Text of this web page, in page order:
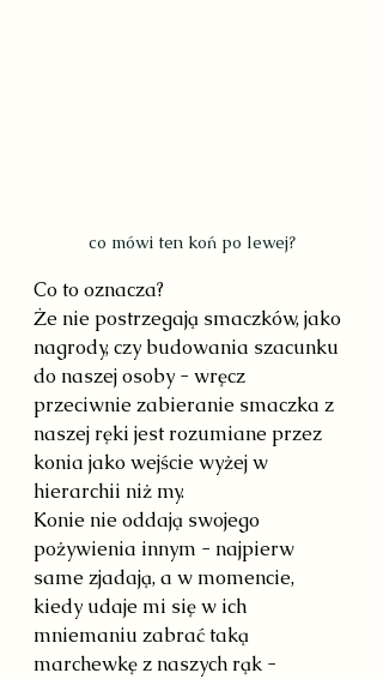
co mówi ten koń po lewej?
Co to oznacza?
Że nie postrzegają smaczków, jako
nagrody, czy budowania szacunku
do naszej osoby - wręcz
przeciwnie zabieranie smaczka z
naszej ręki jest rozumiane przez
konia jako wejście wyżej w
hierarchii niż my.
Konie nie oddają swojego
pożywienia innym - najpierw
same zjadają, a w momencie,
kiedy udaje mi się w ich
mniemaniu zabrać taką
marchewkę z naszych rąk -